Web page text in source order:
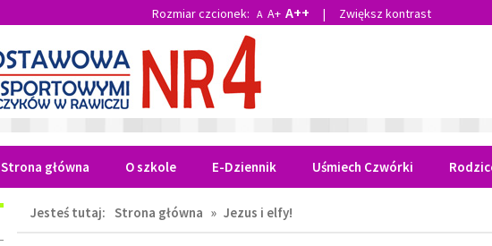
Rozmiar czcionek: A A+ A++ | Zwiększ kontrast
Strona główna O szkole E-Dziennik Uśmiech Czwórki
Jesteś tutaj: Strona główna » Jezus i elfy!